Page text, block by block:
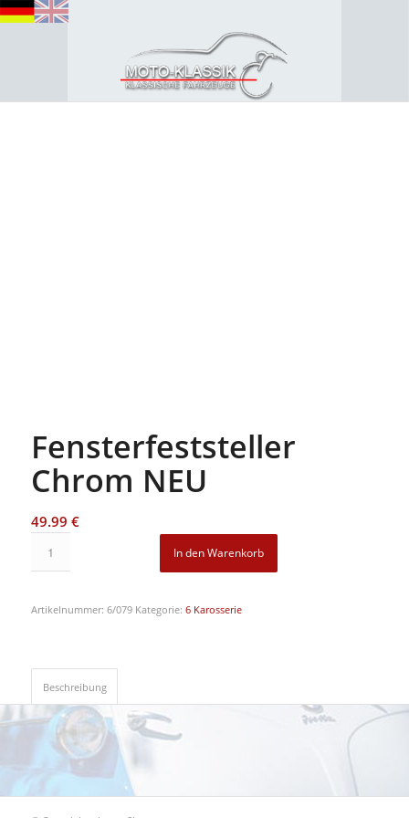
Fensterfeststeller
Chrom NEU
49.99 €
In den Warenkorb
Artikelnummer: 6/079 Kategorie: 6 Karosserie
Beschreibung